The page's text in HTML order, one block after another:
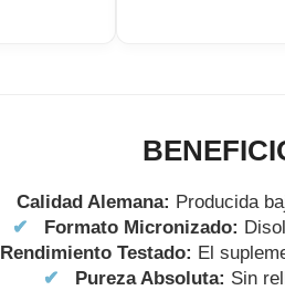
Calidad Alemana: Producida
✔
Formato Micronizado:
Rendimiento Testado: El
✔
Pureza Absoluta: Sin